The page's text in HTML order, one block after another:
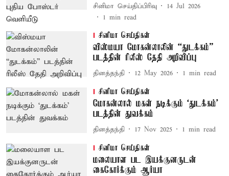
சினிமா செய்திப்பிரிவு
14 Jul 2026
1 min read
சினிமா செய்திகள்
விஸ்மயா மோகன்லாலின் “துடக்கம்”
படத்தின் ரிலீஸ் தேதி அறிவிப்பு
தினத்தந்தி 12 May 2026 1 min read
சினிமா செய்திகள்
மோகன்லால் மகள் நடிக்கும் ‘துடக்கம்’
படத்தின் துவக்கம்
தினத்தந்தி 17 Nov 2025 1 min read
சினிமா செய்திகள்
மலையாள பட இயக்குனருடன்
கைகோர்க்கும் ஆர்யா